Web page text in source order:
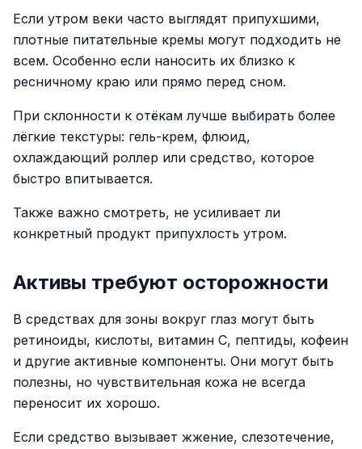
Если утром веки часто выглядят припухшими,
плотные питательные кремы могут подходить не
всем. Особенно если наносить их близко к
ресничному краю или прямо перед сном.
При склонности к отёкам лучше выбирать более
лёгкие текстуры: гель-крем, флюид,
охлаждающий роллер или средство, которое
быстро впитывается.
Также важно смотреть, не усиливает ли
конкретный продукт припухлость утром.
Активы требуют осторожности
В средствах для зоны вокруг глаз могут быть
ретиноиды, кислоты, витамин C, пептиды, кофеин
и другие активные компоненты. Они могут быть
полезны, но чувствительная кожа не всегда
переносит их хорошо.
Если средство вызывает жжение, слезотечение,